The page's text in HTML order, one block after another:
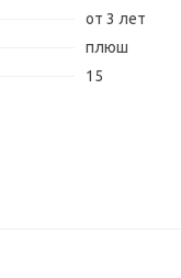
от 3 лет
плюш
15